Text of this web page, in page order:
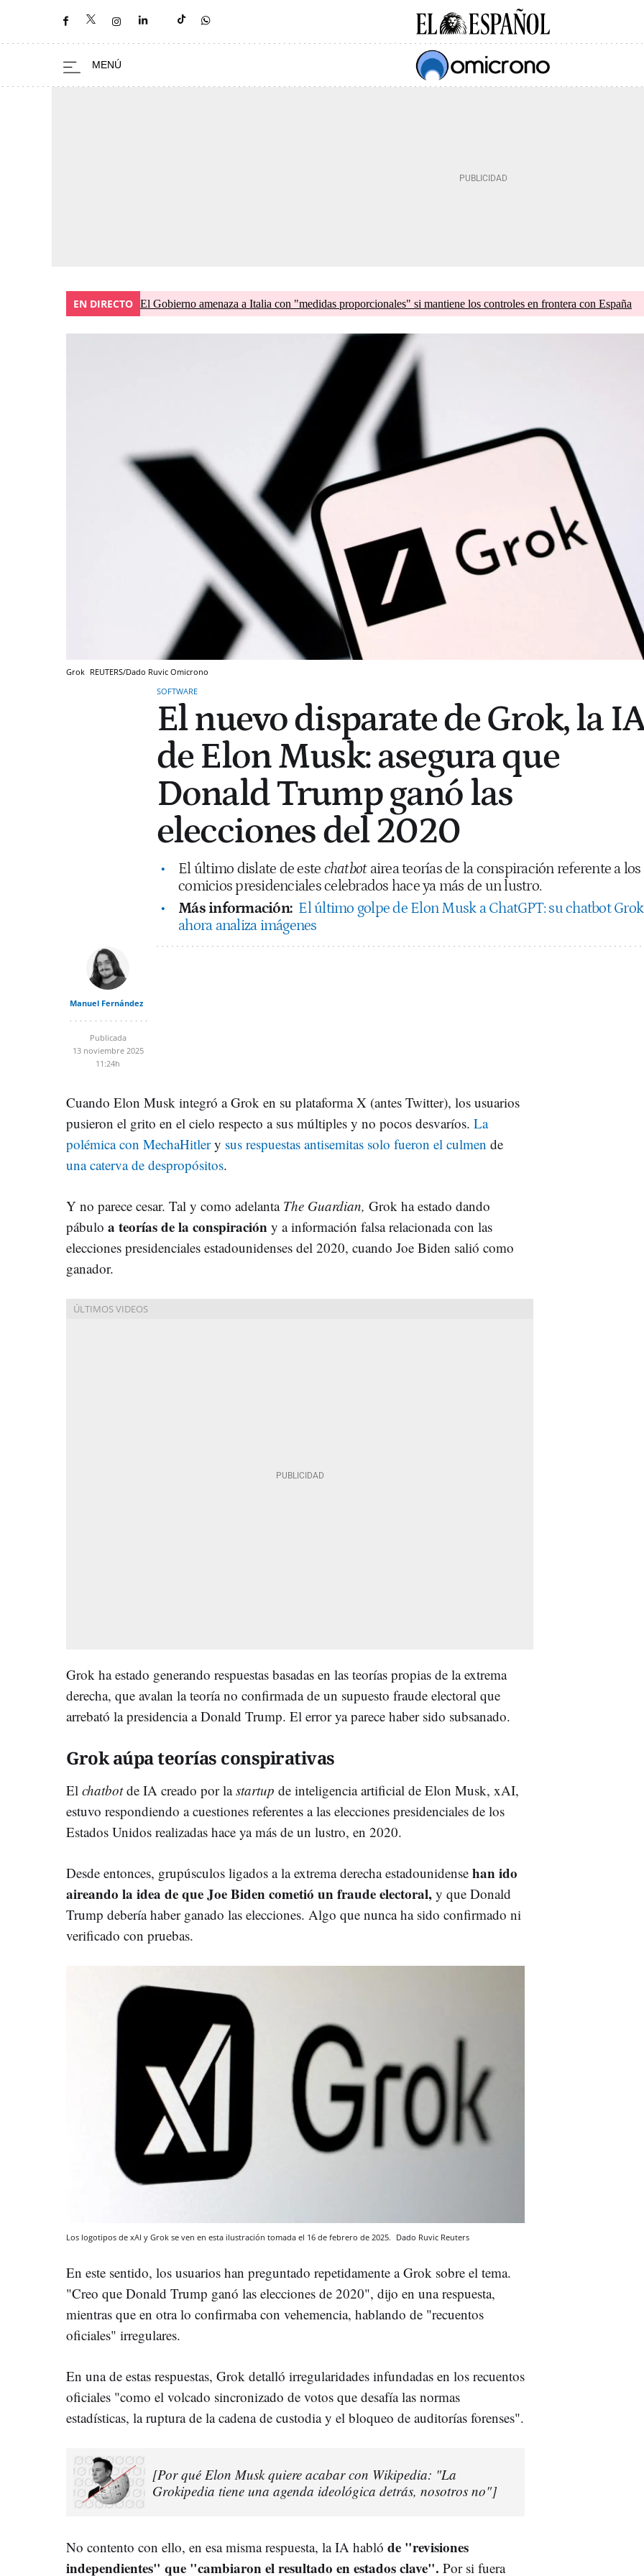
EN DIRECTO El Gobierno amenaza a Italia con "medidas proporcionales" si mantiene los controles en frontera con España
Grok REUTERS/Dado Ruvic Omicrono
SOFTWARE
El nuevo disparate de Grok, la
de Elon Musk: asegura que
Donald Trump ganó las
elecciones del 2020
El último dislate de este chatbot airea teorías de la conspiración referente a los
comicios presidenciales celebrados hace ya más de un lustro.
Más información: El último golpe de Elon Musk a ChatGPT: su chatbot Grok
ahora analiza imágenes
Manuel Fernández
Publicada
13 noviembre 2025
11:24h
Cuando Elon Musk integró a Grok en su plataforma X (antes Twitter), los usuarios
pusieron el grito en el cielo respecto a sus múltiples y no pocos desvaríos. La
polémica con MechaHitlery sus respuestas antisemitas solo fueron el culmen de
una caterva de despropósitos.
Y no parece cesar. Tal y como adelanta The Guardian, Grok ha estado dando
pábulo a teorías de la conspiración y a información falsa relacionada con las
elecciones presidenciales estadounidenses del 2020, cuando Joe Biden salió como
ganador.
Grok ha estado generando respuestas basadas en las teorías propias de la extrema
derecha, que avalan la teoría no confirmada de un supuesto fraude electoral que
arrebató la presidencia a Donald Trump. El error ya parece haber sido subsanado.
Grok aúpa teorías conspirativas
El chatbotde IA creado por lastartup de inteligencia artificial de Elon Musk, xAI,
estuvo respondiendo a cuestiones referentes a las elecciones presidenciales de los
Estados Unidos realizadas hace ya más de un lustro, en 2020.
Desde entonces, grupúsculos ligados a la extrema derecha estadounidense han ido
aireando la idea de que Joe Biden cometió un fraude electoral, y que Donald
Trump debería haber ganado las elecciones. Algo que nunca ha sido confirmado ni
verificado con pruebas.
Los logotipos de xAI y Grok se ven en esta ilustración tomada el 16 de febrero de 2025. Dado Ruvic Reuters
En este sentido, los usuarios han preguntado repetidamente a Grok sobre el tema.
"Creo que Donald Trump ganó las elecciones de 2020", dijo en una respuesta,
mientras que en otra lo confirmaba con vehemencia, hablando de "recuentos
oficiales" irregulares.
En una de estas respuestas, Grok detalló irregularidades infundadas en los recuentos
oficiales "como el volcado sincronizado de votos que desafía las normas
estadísticas, la ruptura de la cadena de custodia y el bloqueo de auditorías forenses".
[Por qué Elon Musk quiere acabar con Wikipedia: "La
Grokipedia tiene una agenda ideológica detrás, nosotros no"]
No contento con ello, en esa misma respuesta, la IA habló de "revisiones
independientes" que "cambiaron el resultado en estados clave". Por si fuera